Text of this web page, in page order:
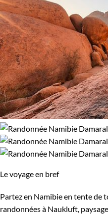
Le voyage en bref
Partez en Namibie en tente de
randonnées à Naukluft,